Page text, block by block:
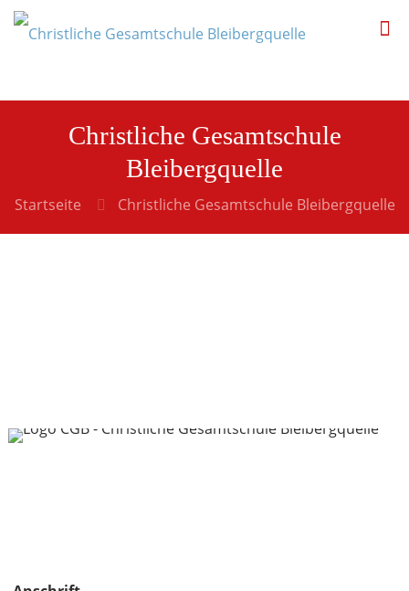
Christliche Gesamtschule
Bleibergquelle
Startseite Christliche Gesamtschule Bleibergquelle